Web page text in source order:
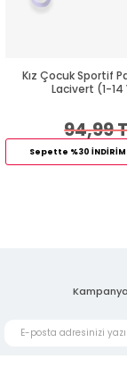
Kız Çocuk Sportif
Lacivert (1-14
94,99
Sepette %30 İNDİRİM